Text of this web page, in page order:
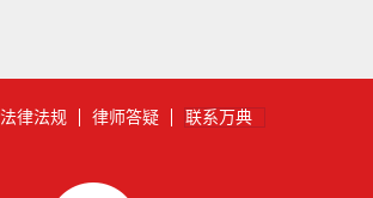
法律法规 律师答疑 联系万典